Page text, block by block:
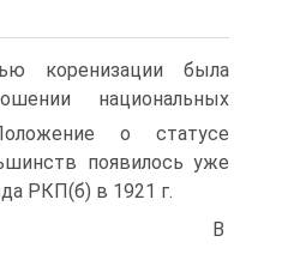
коренизации была
национальных
о статусе
появилось уже
РКП(б) в 1921 г.
В